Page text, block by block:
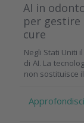
AI in
per gestire
cure
Negli Stati Uniti
di AI. La
non sostituisce
Approfondisci